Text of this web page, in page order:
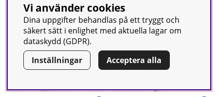
Vi använder cookies
Dina uppgifter behandlas på ett tryggt och
säkert sätt i enlighet med aktuella lagar om
dataskydd (GDPR).
Inställningar
Acceptera alla